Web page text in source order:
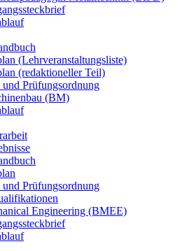
(Lehrveranstaltungsliste)
(redaktioneller Teil)
und Prüfungsordnung
(BM)
und Prüfungsordnung
Engineering (BMEE)